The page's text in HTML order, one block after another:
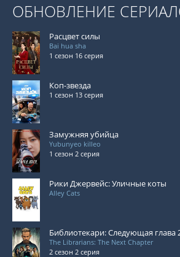
ОБНОВЛЕНИЕ
Расцвет силы
Bai hua sha
1 сезон 16 серия
Коп-звезда
1 сезон 13 серия
Замужняя убийца
Yubunyeo killeo
1 сезон 2 серия
Рики Джервейс: Уличные коты
Alley Cats
Библиотекари: Следующая глава
The Librarians: The Next Chapter
2 сезон 2 серия